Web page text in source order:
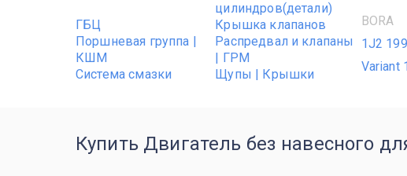
цилиндров(детали)
ГБЦ
Крышка клапанов
Поршневая группа |
КШМ
Распредвал и клапаны
| ГРМ
Система смазки
Щупы | Крышки
BORA
1J2
Variant
Купить Двигатель без навесного